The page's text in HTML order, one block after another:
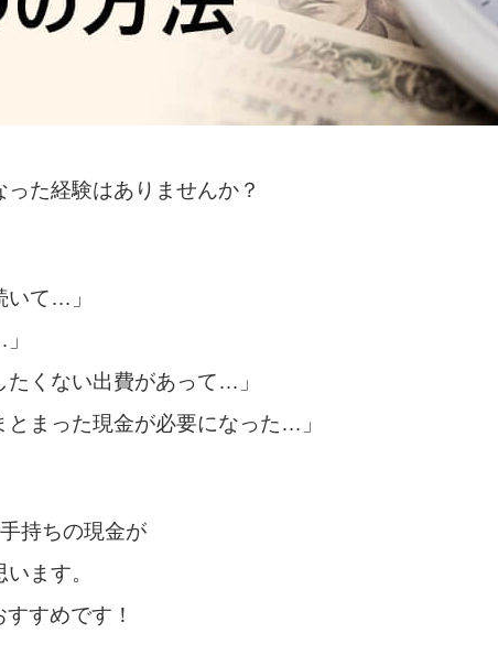
った経験はありませんか？
いて…」
たくない出費があって…」
とまった現金が必要になった…」
持ちの現金が
ます。
すめです！